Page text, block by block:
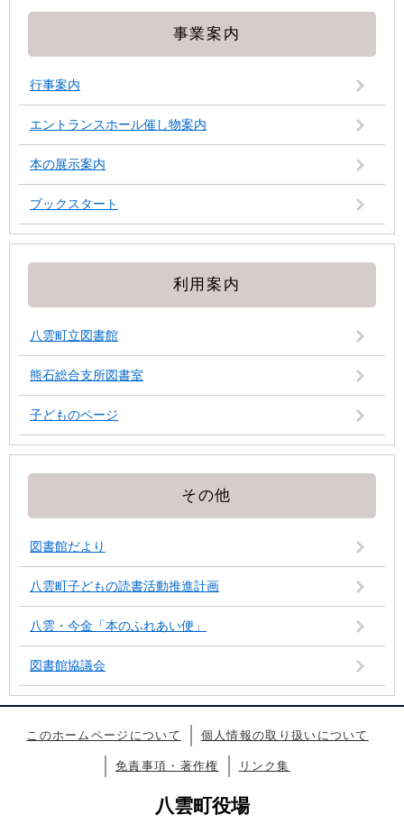
事業案内
行事案内
エントランスホール催し物案内
本の展示案内
ブックスタート
利用案内
八雲町立図書館
熊石総合支所図書室
子どものページ
その他
図書館だより
八雲町子どもの読書活動推進計画
八雲・今金「本のふれあい便」
図書館協議会
このホームページについて 個人情報の取り扱いについて
免責事項・著作権 リンク集
八雲町役場